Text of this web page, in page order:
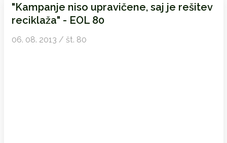
"Kampanje niso upravičene, saj je rešitev
reciklaža" - EOL 80
06. 08. 2013 / št. 80